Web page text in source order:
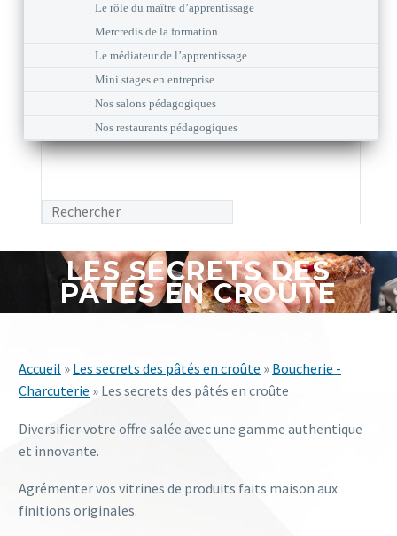
Le rôle du maître d’apprentissage
Mercredis de la formation
Le médiateur de l’apprentissage
Mini stages en entreprise
Nos salons pédagogiques
Nos restaurants pédagogiques
LES SECRETS DES
PÂTÉS EN CROÛTE
Accueil » Les secrets des pâtés en croûte » Boucherie -
Charcuterie » Les secrets des pâtés en croûte
Diversifier votre offre salée avec une gamme authentique
et innovante.
Agrémenter vos vitrines de produits faits maison aux
finitions originales.